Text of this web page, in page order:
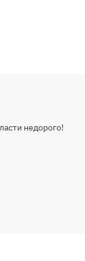
недорого!